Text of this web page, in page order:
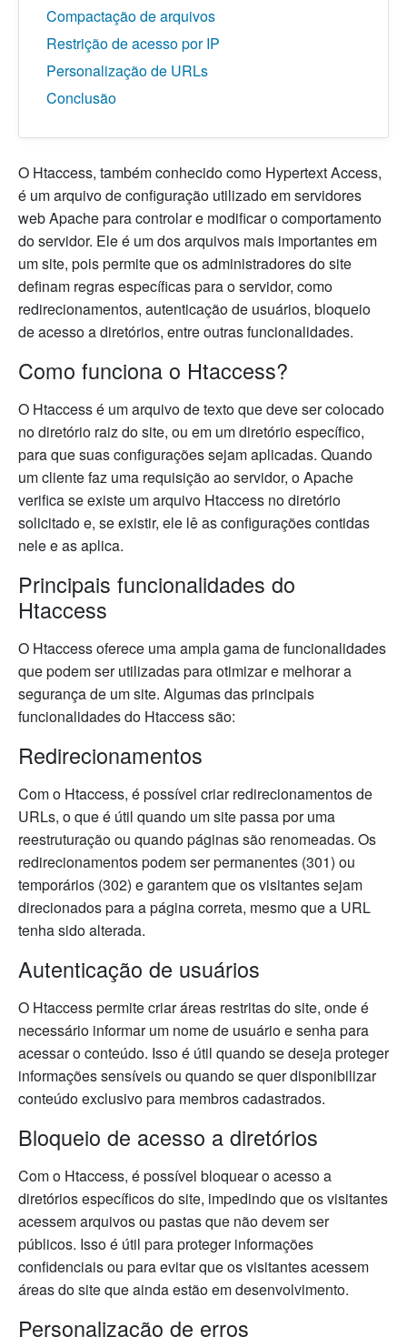
Compactação de arquivos
Restrição de acesso por IP
Personalização de URLs
Conclusão
O Htaccess, também conhecido como Hypertext Access,
é um arquivo de configuração utilizado em servidores
web Apache para controlar e modificar o comportamento
do servidor. Ele é um dos arquivos mais importantes em
um site, pois permite que os administradores do site
definam regras específicas para o servidor, como
redirecionamentos, autenticação de usuários, bloqueio
de acesso a diretórios, entre outras funcionalidades.
Como funciona o Htaccess?
O Htaccess é um arquivo de texto que deve ser colocado
no diretório raiz do site, ou em um diretório específico,
para que suas configurações sejam aplicadas. Quando
um cliente faz uma requisição ao servidor, o Apache
verifica se existe um arquivo Htaccess no diretório
solicitado e, se existir, ele lê as configurações contidas
nele e as aplica.
Principais funcionalidades do
Htaccess
O Htaccess oferece uma ampla gama de funcionalidades
que podem ser utilizadas para otimizar e melhorar a
segurança de um site. Algumas das principais
funcionalidades do Htaccess são:
Redirecionamentos
Com o Htaccess, é possível criar redirecionamentos de
URLs, o que é útil quando um site passa por uma
reestruturação ou quando páginas são renomeadas. Os
redirecionamentos podem ser permanentes (301) ou
temporários (302) e garantem que os visitantes sejam
direcionados para a página correta, mesmo que a URL
tenha sido alterada.
Autenticação de usuários
O Htaccess permite criar áreas restritas do site, onde é
necessário informar um nome de usuário e senha para
acessar o conteúdo. Isso é útil quando se deseja proteger
informações sensíveis ou quando se quer disponibilizar
conteúdo exclusivo para membros cadastrados.
Bloqueio de acesso a diretórios
Com o Htaccess, é possível bloquear o acesso a
diretórios específicos do site, impedindo que os visitantes
acessem arquivos ou pastas que não devem ser
públicos. Isso é útil para proteger informações
confidenciais ou para evitar que os visitantes acessem
áreas do site que ainda estão em desenvolvimento.
Personalização de erros